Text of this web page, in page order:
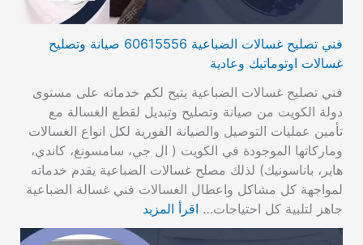
فني تصليح غسالات الضباعية 60615556 صيانة وتصليح
غسالات اوتوماتيك وعادية
فني تصليح غسالات الضباعية يتيح لكم خدماته على مستوى
دولة الكويت من صيانة وتصليح وتبديل لقطع الغسالة مع
تأمين عمليات التوصيل والصيانة الفورية لكل انواع الغسالات
وماركاتها الموجودة في الكويت ( ال جي، سامسونغ، كاندي،
هاير، باناسونيك) لذلك مصلح غسالات الضباعية يقدم خدماته
لمواجهة كل مشاكل واعطال الغسالات فني غسالة الضباعية
جاهز لتلبية كل احتياجات… اقرأ المزيد